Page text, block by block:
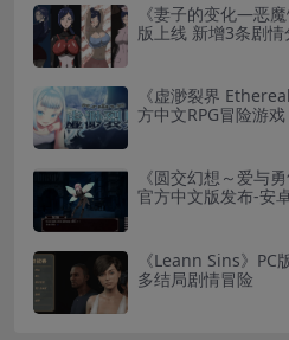
《妻子的变化—恶
版上线 新增3条剧情
《虚渺裂界
方中文RPG冒险游戏
《圆交幻想～爱与
官方中文版发布-安
《Leann Sins》PC
多结局剧情冒险